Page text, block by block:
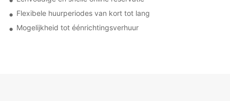
Flexibele huurperiodes van kort tot lang
Mogelijkheid tot éénrichtingsverhuur